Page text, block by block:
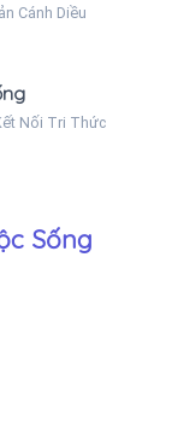
Cánh Diều
Nối Tri Thức
Sống